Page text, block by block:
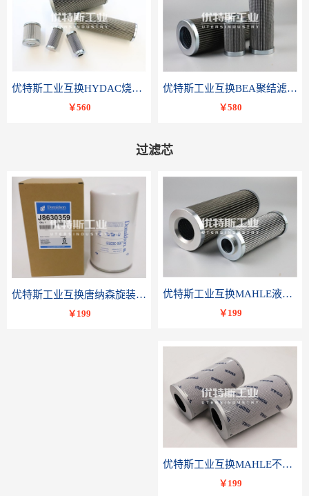
优特斯工业互换HYDAC烧结滤芯318081 060-DR-100-D-V
￥560
优特斯工业互换BEA聚结滤芯FCR-4002-RC
￥580
过滤芯
优特斯工业互换唐纳森旋装滤芯J8630359
￥199
优特斯工业互换MAHLE液压滤芯PI 3230 PSV ST 10 PI3230SMXVST10
￥199
优特斯工业互换MAHLE不锈钢液压油滤芯PI23040RNPS10
￥199